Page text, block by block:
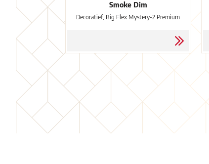
Smoke Dim
Decoratief, Big Flex Mystery-2 Premium